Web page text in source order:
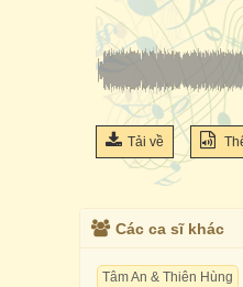
Tải về
Các ca sĩ khác
Tâm An & Thiên Hùng